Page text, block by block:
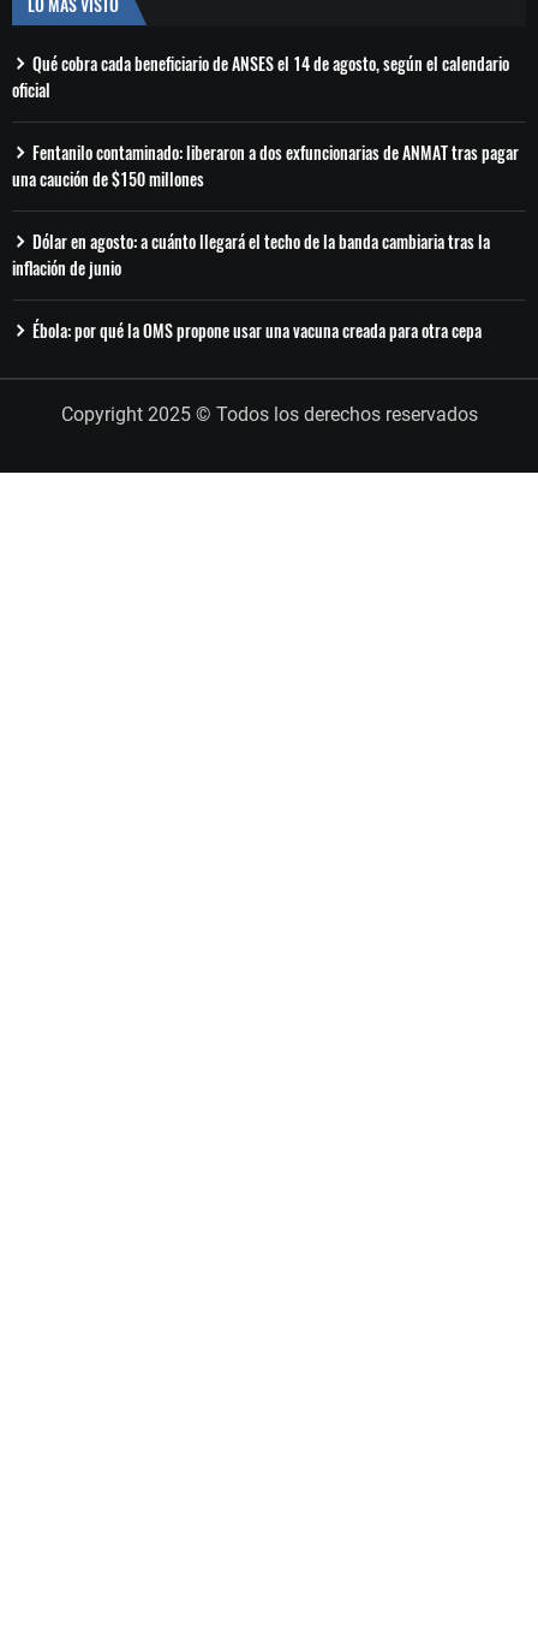
Qué cobra cada beneficiario de ANSES el 14 de agosto, según el calendario
oficial
Fentanilo contaminado: liberaron a dos exfuncionarias de ANMAT tras pagar
una caución de $150 millones
Dólar en agosto: a cuánto llegará el techo de la banda cambiaria tras la
inflación de junio
Ébola: por qué la OMS propone usar una vacuna creada para otra cepa
Copyright 2025 © Todos los derechos reservados